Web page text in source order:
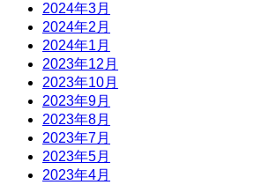
2024年3月
2024年2月
2024年1月
2023年12月
2023年10月
2023年9月
2023年8月
2023年7月
2023年5月
2023年4月